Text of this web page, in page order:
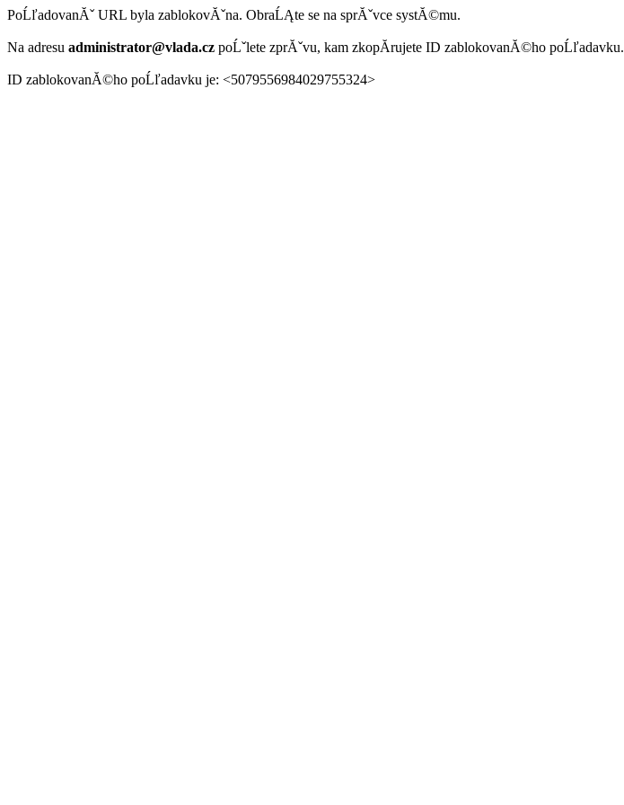
PoĹľadovanĂˇ URL byla zablokovĂˇna. ObraĹĄte se na sprĂˇvce systĂ©mu.
Na adresu administrator@vlada.cz poĹˇlete zprĂˇvu, kam zkopĂ­rujete ID zablokovanĂ©ho poĹľadavku.
ID zablokovanĂ©ho poĹľadavku je: <5079556984029755324>